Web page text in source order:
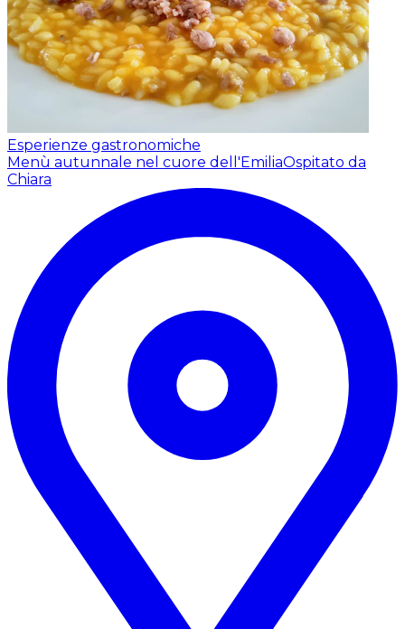
Esperienze gastronomiche
Menù autunnale nel cuore dell'EmiliaOspitato da
Chiara